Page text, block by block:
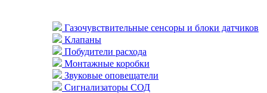
Газочувствительные сенсоры и блоки датчиков
Клапаны
Побудители расхода
Монтажные коробки
Звуковые оповещатели
Сигнализаторы СОД